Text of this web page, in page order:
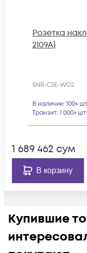
Розетка
2109A)
SNR-C5E-WO2
В наличии: 100+ шт
Транзит: 1 000+ шт
1 689 462 сум
В корзину
Купившие